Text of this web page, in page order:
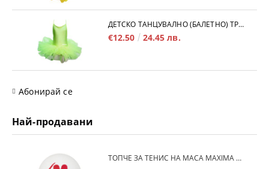
ДЕТСКО ТАНЦУВАЛНО (БАЛЕТНО) ТРИКО MAXIMA, С ВРЪЗКИ И ТУТУ ПОЛИЧКА, ЕЛЕКТРИКОВО ЗЕЛЕНО, РАЗМЕР 3XL /40043513/
€12.50 24.45 лв.
Абонирай се
Най-продавани
TОПЧЕ ЗА ТЕНИС НА МАСА MAXIMA 40+, БЯЛО /20030101/